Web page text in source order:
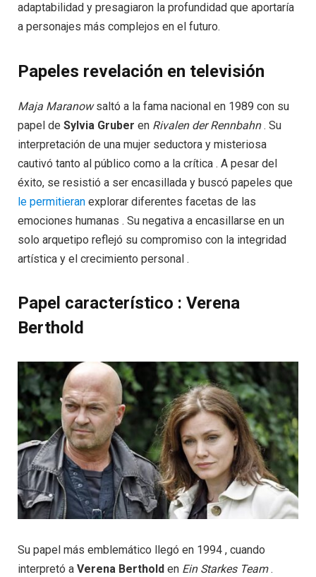
adaptabilidad y presagiaron la profundidad que aportaría
a personajes más complejos en el futuro.
Papeles revelación en televisión
Maja Maranowsaltó a la fama nacional en 1989 con su
papel de Sylvia Gruber en Rivalen der Rennbahn. Su
interpretación de una mujer seductora y misteriosa
cautivó tanto al público como a la crítica . A pesar del
éxito, se resistió a ser encasillada y buscó papeles que
le permitieran explorar diferentes facetas de las
emociones humanas . Su negativa a encasillarse en un
solo arquetipo reflejó su compromiso con la integridad
artística y el crecimiento personal .
Papel característico : Verena
Berthold
Su papel más emblemático llegó en 1994 , cuando
interpretó a Verena Berthold en Ein Starkes Team.